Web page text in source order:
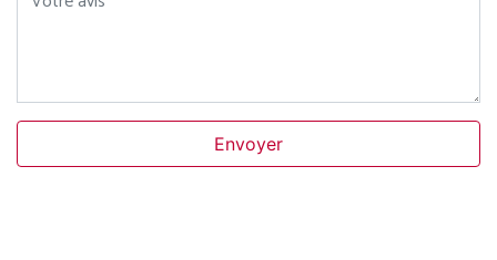
Envoyer